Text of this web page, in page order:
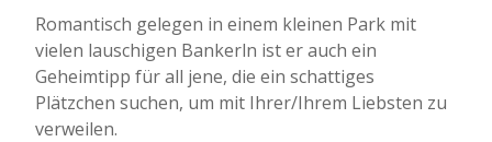
Romantisch gelegen in einem kleinen Park mit
vielen lauschigen Bankerln ist er auch ein
Geheimtipp für all jene, die ein schattiges
Plätzchen suchen, um mit Ihrer/Ihrem Liebsten zu
verweilen.